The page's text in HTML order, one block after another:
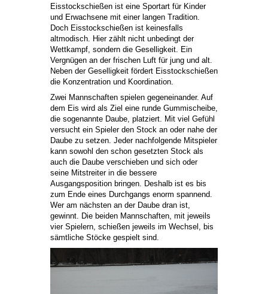
Eisstockschießen ist eine Sportart für Kinder
und Erwachsene mit einer langen Tradition.
Doch Eisstockschießen ist keinesfalls
altmodisch. Hier zählt nicht unbedingt der
Wettkampf, sondern die Geselligkeit. Ein
Vergnügen an der frischen Luft für jung und alt.
Neben der Geselligkeit fördert Eisstockschießen
die Konzentration und Koordination.
Zwei Mannschaften spielen gegeneinander. Auf
dem Eis wird als Ziel eine runde Gummischeibe,
die sogenannte Daube, platziert. Mit viel Gefühl
versucht ein Spieler den Stock an oder nahe der
Daube zu setzen. Jeder nachfolgende Mitspieler
kann sowohl den schon gesetzten Stock als
auch die Daube verschieben und sich oder
seine Mitstreiter in die bessere
Ausgangsposition bringen. Deshalb ist es bis
zum Ende eines Durchgangs enorm spannend.
Wer am nächsten an der Daube dran ist,
gewinnt. Die beiden Mannschaften, mit jeweils
vier Spielern, schießen jeweils im Wechsel, bis
sämtliche Stöcke gespielt sind.